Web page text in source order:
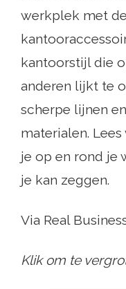
werkplek met
kantoorstijl die
anderen lijkt te
scherpe lijnen
materialen.
je op en rond je
je kan zeggen.
Via Real
Klik om te